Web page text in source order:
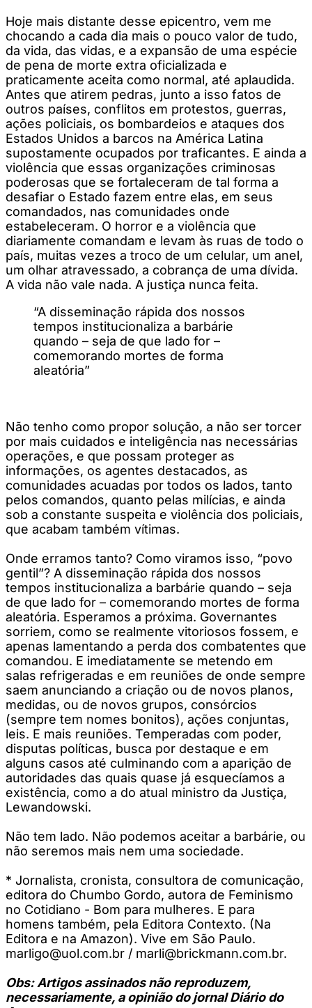
Hoje mais distante desse epicentro, vem me
chocando a cada dia mais o pouco valor de tudo,
da vida, das vidas, e a expansão de uma espécie
de pena de morte extra oficializada e
praticamente aceita como normal, até aplaudida.
Antes que atirem pedras, junto a isso fatos de
outros países, conflitos em protestos, guerras,
ações policiais, os bombardeios e ataques dos
Estados Unidos a barcos na América Latina
supostamente ocupados por traficantes. E ainda a
violência que essas organizações criminosas
poderosas que se fortaleceram de tal forma a
desafiar o Estado fazem entre elas, em seus
comandados, nas comunidades onde
estabeleceram. O horror e a violência que
diariamente comandam e levam às ruas de todo o
país, muitas vezes a troco de um celular, um anel,
um olhar atravessado, a cobrança de uma dívida.
A vida não vale nada. A justiça nunca feita.
“A disseminação rápida dos nossos
tempos institucionaliza a barbárie
quando – seja de que lado for –
comemorando mortes de forma
aleatória”
Não tenho como propor solução, a não ser torcer
por mais cuidados e inteligência nas necessárias
operações, e que possam proteger as
informações, os agentes destacados, as
comunidades acuadas por todos os lados, tanto
pelos comandos, quanto pelas milícias, e ainda
sob a constante suspeita e violência dos policiais,
que acabam também vítimas.
Onde erramos tanto? Como viramos isso, “povo
gentil”? A disseminação rápida dos nossos
tempos institucionaliza a barbárie quando – seja
de que lado for – comemorando mortes de forma
aleatória. Esperamos a próxima. Governantes
sorriem, como se realmente vitoriosos fossem, e
apenas lamentando a perda dos combatentes que
comandou. E imediatamente se metendo em
salas refrigeradas e em reuniões de onde sempre
saem anunciando a criação ou de novos planos,
medidas, ou de novos grupos, consórcios
(sempre tem nomes bonitos), ações conjuntas,
leis. E mais reuniões. Temperadas com poder,
disputas políticas, busca por destaque e em
alguns casos até culminando com a aparição de
autoridades das quais quase já esquecíamos a
existência, como a do atual ministro da Justiça,
Lewandowski.
Não tem lado. Não podemos aceitar a barbárie, ou
não seremos mais nem uma sociedade.
* Jornalista, cronista, consultora de comunicação,
editora do Chumbo Gordo, autora de Feminismo
no Cotidiano - Bom para mulheres. E para
homens também, pela Editora Contexto. (Na
Editora e na Amazon). Vive em São Paulo.
marligo@uol.com.br / marli@brickmann.com.br.
Obs: Artigos assinados não reproduzem,
necessariamente, a opinião do jornal Diário do